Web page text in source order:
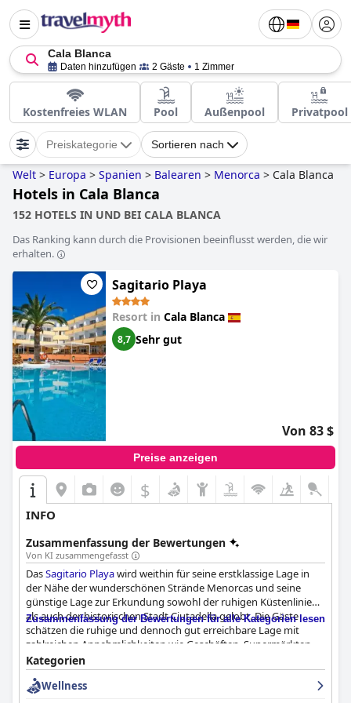
Cala Blanca
Daten hinzufügen 2 Gäste 1 Zimmer
Kostenfreies WLAN Pool Außenpool Privatpool
Preiskategorie Sortieren nach
Welt > Europa > Spanien > Balearen > Menorca > Cala Blanca
Hotels in Cala Blanca
152 HOTELS IN UND BEI CALA BLANCA
Das Ranking kann durch die Provisionen beeinflusst werden, die wir
erhalten.
Sagitario Playa
Resort in Cala Blanca
8,7 Sehr gut
Von 83 $
Preise anzeigen
$
INFO
Zusammenfassung der Bewertungen
Von KI zusammengefasst
DasSagitario Playawird weithin für seine erstklassige Lage in
der Nähe der wunderschönen Strände Menorcas und seine
günstige Lage zur Erkundung sowohl der ruhigen Küstenlinien
als auch der historischen Stadt Ciutadella gelobt. Die Gäste
schätzen die ruhige und dennoch gut erreichbare Lage mit
zahlreichen Annehmlichkeiten wie Geschäften, Supermärkten
und einer Vielzahl von gastronomischen Einrichtungen in
unmittelbarer Nähe. Die einfache Parksituation und die guten
Anbindungen an den öffentlichen Nahverkehr erhöhen die
Zusammenfassung der Bewertungen für alle Kategorien lesen
Kategorien
Wellness